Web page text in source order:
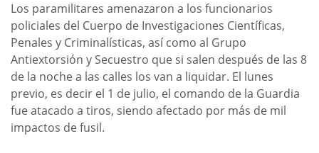
Los paramilitares amenazaron a los funcionarios
policiales del Cuerpo de Investigaciones Científicas,
Penales y Criminalísticas, así como al Grupo
Antiextorsión y Secuestro que si salen después de las 8
de la noche a las calles los van a liquidar. El lunes
previo, es decir el 1 de julio, el comando de la Guardia
fue atacado a tiros, siendo afectado por más de mil
impactos de fusil.